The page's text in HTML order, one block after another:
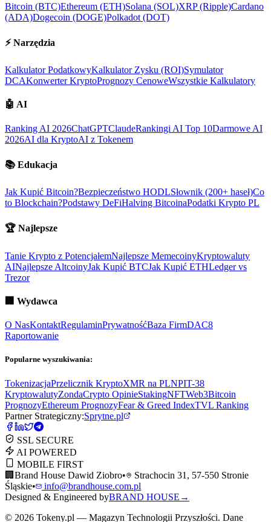
Bitcoin (BTC)Ethereum (ETH)Solana (SOL)XRP (Ripple)Cardano
(ADA)Dogecoin (DOGE)Polkadot (DOT)
⚡ Narzędzia
Kalkulator PodatkowyKalkulator Zysku (ROI)Symulator
DCAKonwerter KryptoPrognozy CenoweWszystkie Kalkulatory
🤖 AI
Ranking AI 2026ChatGPTClaudeRankingi AI Top 10Darmowe AI
2026AI dla KryptoAI z Tokenem
📚 Edukacja
Jak Kupić Bitcoin?Bezpieczeństwo HODLSłownik (200+ haseł)Co
to Blockchain?Podstawy DeFiHalving BitcoinaPodatki Krypto PL
🏆 Najlepsze
Tanie Krypto z PotencjałemNajlepsze MemecoinyKryptowaluty
AINajlepsze AltcoinyJak Kupić BTCJak Kupić ETHLedger vs
Trezor
🏢 Wydawca
O NasKontaktRegulaminPrywatnośćBaza FirmDAC8
Raportowanie
Popularne wyszukiwania:
TokenizacjaPrzelicznik KryptoXMR na PLNPIT-38
KryptowalutyZondaCrypto OpinieStakingNFTWeb3Bitcoin
PrognozyEthereum PrognozyFear & Greed IndexTVL Ranking
Partner Strategiczny:Sprytne.pl
SSL SECURE
AI POWERED
MOBILE FIRST
🏢 Brand House Dawid Ziobro•
Strachocin 31, 57-550 Stronie
Śląskie•
info@brandhouse.com.pl
Designed & Engineered byBRAND HOUSE →
© 2026 Tokeny.pl — Magazyn Technologii Przyszłości. Dane